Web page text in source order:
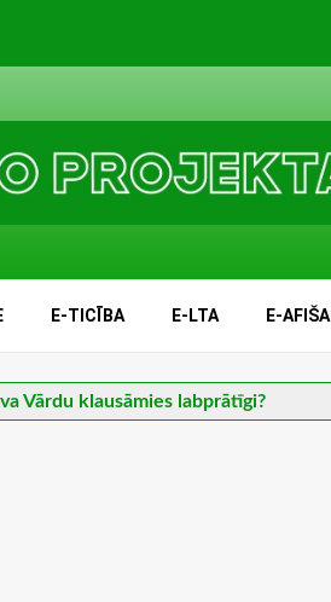
E-TICĪBA E-LTA E-AFIŠA
Vārdu klausāmies labprātīgi?